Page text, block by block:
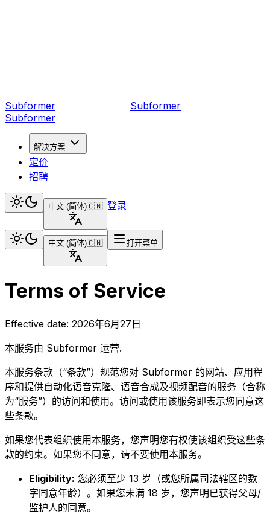
Subformer Subformer
Subformer
解决方案
定价
招聘
中文 (简体)🇨🇳 登录
中文 (简体)🇨🇳 打开菜单
Terms of Service
Effective date: 2026年6月27日
本服务由 Subformer 运营.
本服务条款（“条款”）规范您对 Subformer 的网站、应用程
序和提供自动化语音克隆、语音合成及视频配音的服务（合称
为“服务”）的访问和使用。访问或使用该服务即表示您同意这
些条款。
如果您代表组织使用本服务，您声明您有权使该组织受这些条
款的约束。如果您不同意，请不要使用本服务。
Eligibility: 您必须至少 13 岁（或您所属司法辖区的数
字同意年龄）。如果您未满 18 岁，您声明已获得父母/
监护人的同意。